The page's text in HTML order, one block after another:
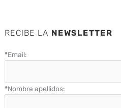
RECIBE LA NEWSLETTER
*Email:
*Nombre apellidos: